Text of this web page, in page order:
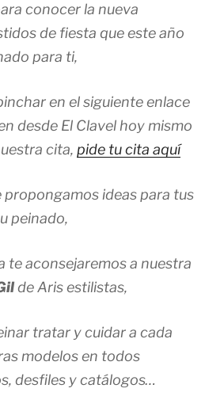
conocer la nueva
de fiesta que este año
para ti,
en el siguiente enlace
desde El Clavel hoy mismo
cita, pide tu cita aquí
propongamos ideas para tus
peinado,
te aconsejaremos a nuestra
de Aris estilistas,
tratar y cuidar a cada
modelos en todos
desfiles y catálogos…